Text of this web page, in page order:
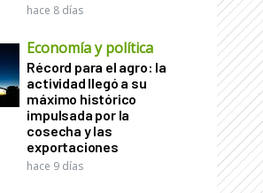
hace 8 días
Economía y política
Récord para el agro: la
actividad llegó a su
máximo histórico
impulsada por la
cosecha y las
exportaciones
hace 9 días